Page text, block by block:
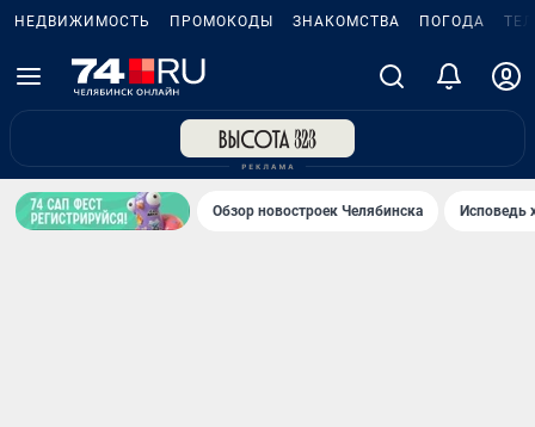
НЕДВИЖИМОСТЬ ПРОМОКОДЫ ЗНАКОМСТВА ПОГОДА
Обзор новостроек Челябинска Исповедь